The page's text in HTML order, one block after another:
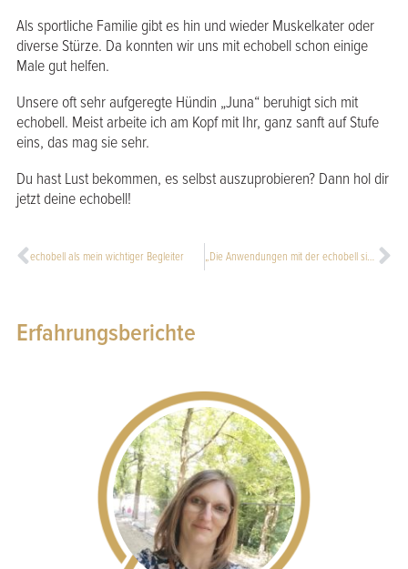
Als sportliche Familie gibt es hin und wieder Muskelkater oder
diverse Stürze. Da konnten wir uns mit echobell schon einige
Male gut helfen.
Unsere oft sehr aufgeregte Hündin „Juna“ beruhigt sich mit
echobell. Meist arbeite ich am Kopf mit Ihr, ganz sanft auf Stufe
eins, das mag sie sehr.
Du hast Lust bekommen, es selbst auszuprobieren? Dann hol dir
jetzt deine echobell!
echobell als mein wichtiger Begleiter „Die Anwendungen mit der echobell sind eine riesige Bereicherung“
Erfahrungsberichte